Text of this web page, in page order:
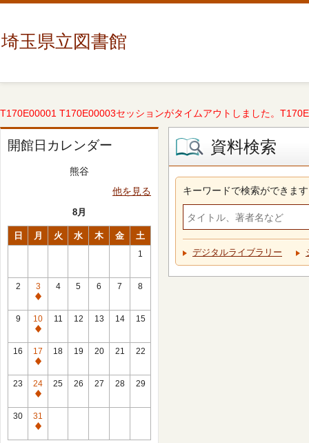
埼玉県立図書館
T170E00001 T170E00003セッションがタイムアウトしました。
開館日カレンダー
熊谷
他を見る
8月
日 月 火 水 木 金 土
1
2
3
休
館
日
4 5 6 7 8
9
10
休
館
日
11 12 13 14 15
16
17
休
館
日
18 19 20 21 22
23
24
休
館
日
25 26 27 28 29
30
31
休
資料検索
キーワードで検索ができます
デジタルライブラリー